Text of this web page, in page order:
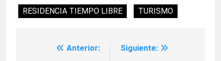
RESIDENCIA TIEMPO LIBRE
TURISMO
Navegación
Anterior:
Siguiente: